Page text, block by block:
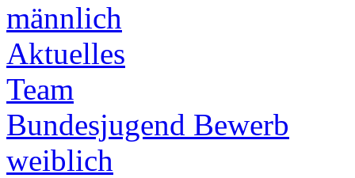
männlich
Aktuelles
Team
Bundesjugend Bewerb
weiblich